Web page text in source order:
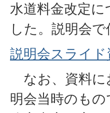
水道料金改定
した。説明会
説明会スライ
なお、資料に
明会当時のも